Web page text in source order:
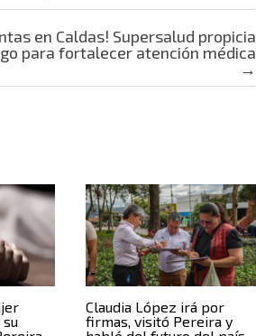
en Caldas! Supersalud propicia
para fortalecer atención médica
→
Claudia López irá por
firmas, visitó Pereira y